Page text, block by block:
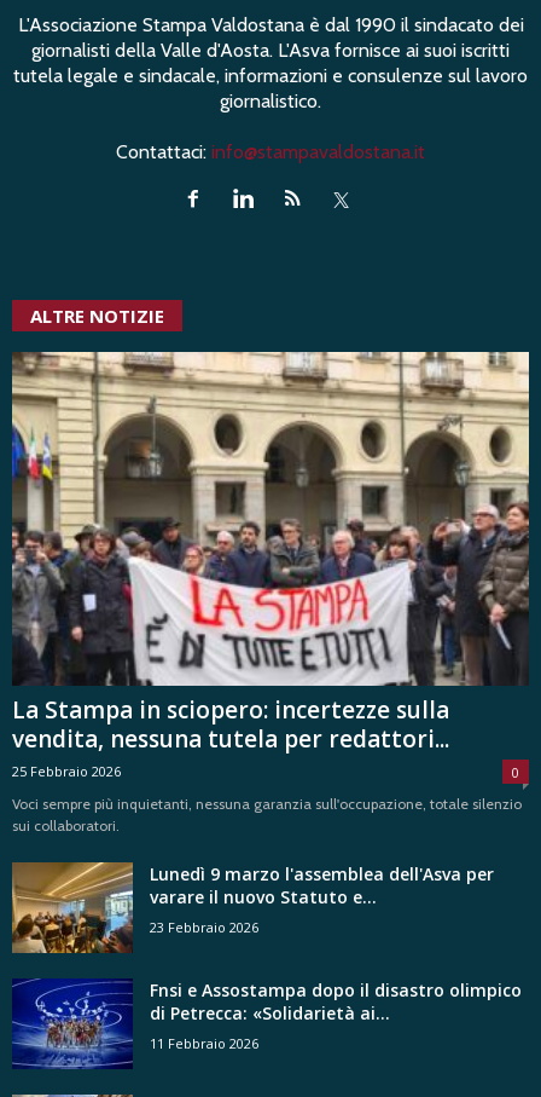
L'Associazione Stampa Valdostana è dal 1990 il sindacato dei
giornalisti della Valle d'Aosta. L'Asva fornisce ai suoi iscritti
tutela legale e sindacale, informazioni e consulenze sul lavoro
giornalistico.
Contattaci: info@stampavaldostana.it
ALTRE NOTIZIE
La Stampa in sciopero: incertezze sulla
vendita, nessuna tutela per redattori...
25 Febbraio 2026
0
Voci sempre più inquietanti, nessuna garanzia sull'occupazione, totale silenzio
sui collaboratori.
Lunedì 9 marzo l'assemblea dell'Asva per
varare il nuovo Statuto e...
23 Febbraio 2026
Fnsi e Assostampa dopo il disastro olimpico
di Petrecca: «Solidarietà ai...
11 Febbraio 2026